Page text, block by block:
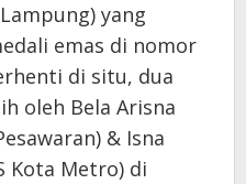
yang
emas di nomor
di situ, dua
oleh Bela Arisna
& Isna
Kota Metro) di